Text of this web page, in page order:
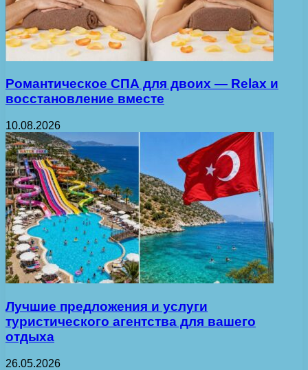
Романтическое СПА для двоих — Relax и
восстановление вместе
10.08.2026
Лучшие предложения и услуги
туристического агентства для вашего
отдыха
26.05.2026